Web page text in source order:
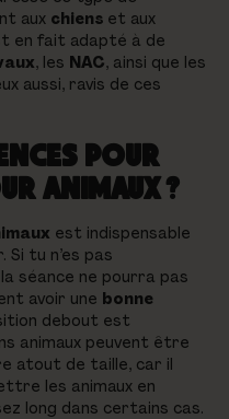
aux chiens et aux
en fait adapté à de
, les NAC, ainsi que les
aussi, ravis de ces
POUR
ANIMAUX ?
est indispensable
tu n’es pas
séance ne pourra pas
avoir une bonne
debout est
animaux peuvent être
atout de taille, car il
les animaux en
long dans certains cas.